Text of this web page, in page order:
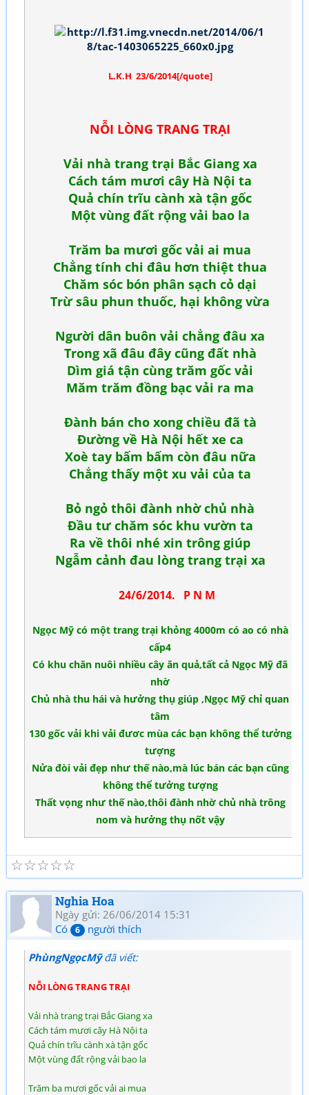
L.K.H 23/6/2014[/quote]
NỖI LÒNG TRANG TRẠI
Vải nhà trang trại Bắc Giang xa
Cách tám mươi cây Hà Nội ta
Quả chín trĩu cành xà tận gốc
Một vùng đất rộng vải bao la
Trăm ba mươi gốc vải ai mua
Chẳng tính chi đâu hơn thiệt thua
Chăm sóc bón phân sạch cỏ dại
Trừ sâu phun thuốc, hại không vừa
Người dân buôn vải chẳng đâu xa
Trong xã đâu đây cũng đất nhà
Dìm giá tận cùng trăm gốc vải
Măm trăm đồng bạc vải ra ma
Đành bán cho xong chiều đã tà
Đường về Hà Nội hết xe ca
Xoè tay bấm bấm còn đâu nữa
Chẳng thấy một xu vải của ta
Bỏ ngỏ thôi đành nhờ chủ nhà
Đầu tư chăm sóc khu vườn ta
Ra về thôi nhé xin trông giúp
Ngẫm cảnh đau lòng trang trại xa
24/6/2014. P N M
Ngọc Mỹ có một trang trại khỏng 4000m có ao có nhà
cấp4
Có khu chăn nuôi nhiều cây ăn quả,tất cả Ngọc Mỹ đã
nhờ
Chủ nhà thu hái và hưởng thụ giúp ,Ngọc Mỹ chỉ quan
tâm
130 gốc vải khi vải đươc mùa các bạn không thể tưởng
tượng
Nửa đòi vải đẹp như thế nào,mà lúc bán các bạn cũng
không thể tưởng tượng
Thất vọng như thế nào,thôi đành nhờ chủ nhà trông
nom và hưởng thụ nốt vậy
☆
☆
☆
☆
☆
Nghia Hoa
Ngày gửi: 26/06/2014 15:31
Có
6 người thích
PhùngNgọcMỹđã viết:
NỖI LÒNG TRANG TRẠI
Vải nhà trang trại Bắc Giang xa
Cách tám mươi cây Hà Nội ta
Quả chín trĩu cành xà tận gốc
Một vùng đất rộng vải bao la
Trăm ba mươi gốc vải ai mua